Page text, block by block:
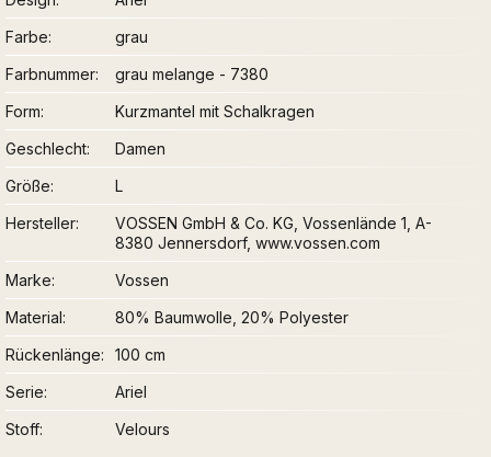
Farbe
grau
Farbnummer
grau melange - 7380
Form
Kurzmantel mit Schalkragen
Geschlecht
Damen
Größe
L
Hersteller
VOSSEN GmbH & Co. KG, Vossenlände 1, A-
8380 Jennersdorf, www.vossen.com
Marke
Vossen
Material
80% Baumwolle, 20% Polyester
Rückenlänge
100 cm
Serie
Ariel
Stoff
Velours